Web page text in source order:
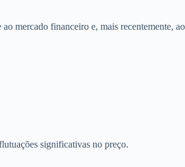
mercado financeiro e, mais recentemente, ao
significativas no preço.